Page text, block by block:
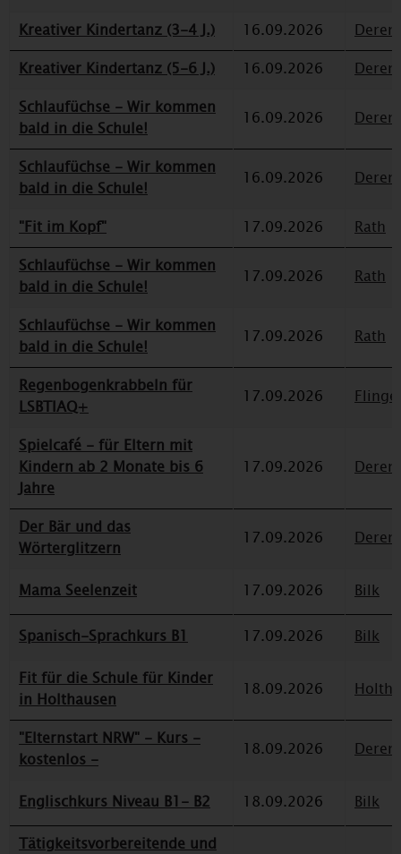
Kreativer Kindertanz (3-4 J.)
16.09.2026
Kreativer Kindertanz (5-6 J.)
16.09.2026
Schlaufüchse - Wir kommen
bald in die Schule!
16.09.2026
Schlaufüchse - Wir kommen
bald in die Schule!
16.09.2026
"Fit im Kopf" 17.09.2026
Rath
Schlaufüchse - Wir kommen
bald in die Schule!
17.09.2026 Rath
Schlaufüchse - Wir kommen
bald in die Schule!
17.09.2026 Rath
Regenbogenkrabbeln für
LSBTIAQ+
17.09.2026
Spielcafé - für Eltern mit
Kindern ab 2 Monate bis 6
Jahre
17.09.2026
Der Bär und das
Wörterglitzern
17.09.2026
Mama Seelenzeit 17.09.2026 Bilk
Spanisch-Sprachkurs B1 17.09.2026
Bilk
Fit für die Schule für Kinder
in Holthausen
18.09.2026
"Elternstart NRW" - Kurs -
kostenlos -
18.09.2026
Englischkurs Niveau B1- B2 18.09.2026
Bilk
Tätigkeitsvorbereitende und